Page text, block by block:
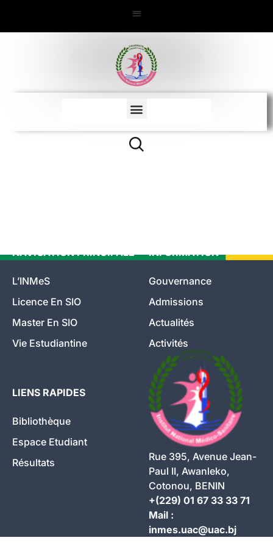
NAVIGATION PRINCIPALE
L’INMeS
Licence En SIO
Master En SIO
Vie Estudiantine
INFORMATION
Gouvernance
Admissions
Actualités
Activités
LIENS RAPIDES
Bibliothèque
Espace Etudiant
Résultats
Rue 395, Avenue Jean-
Paul II, Awanleko,
Cotonou, BENIN
+(229) 01 67 33 33 71
Mail :
inmes.uac@uac.bj